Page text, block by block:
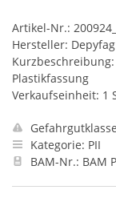
Artikel-Nr.:
Hersteller: Depyfag
Plastikfassung
Verkaufseinheit: 1
Kategorie: PII
BAM-Nr.: BAM